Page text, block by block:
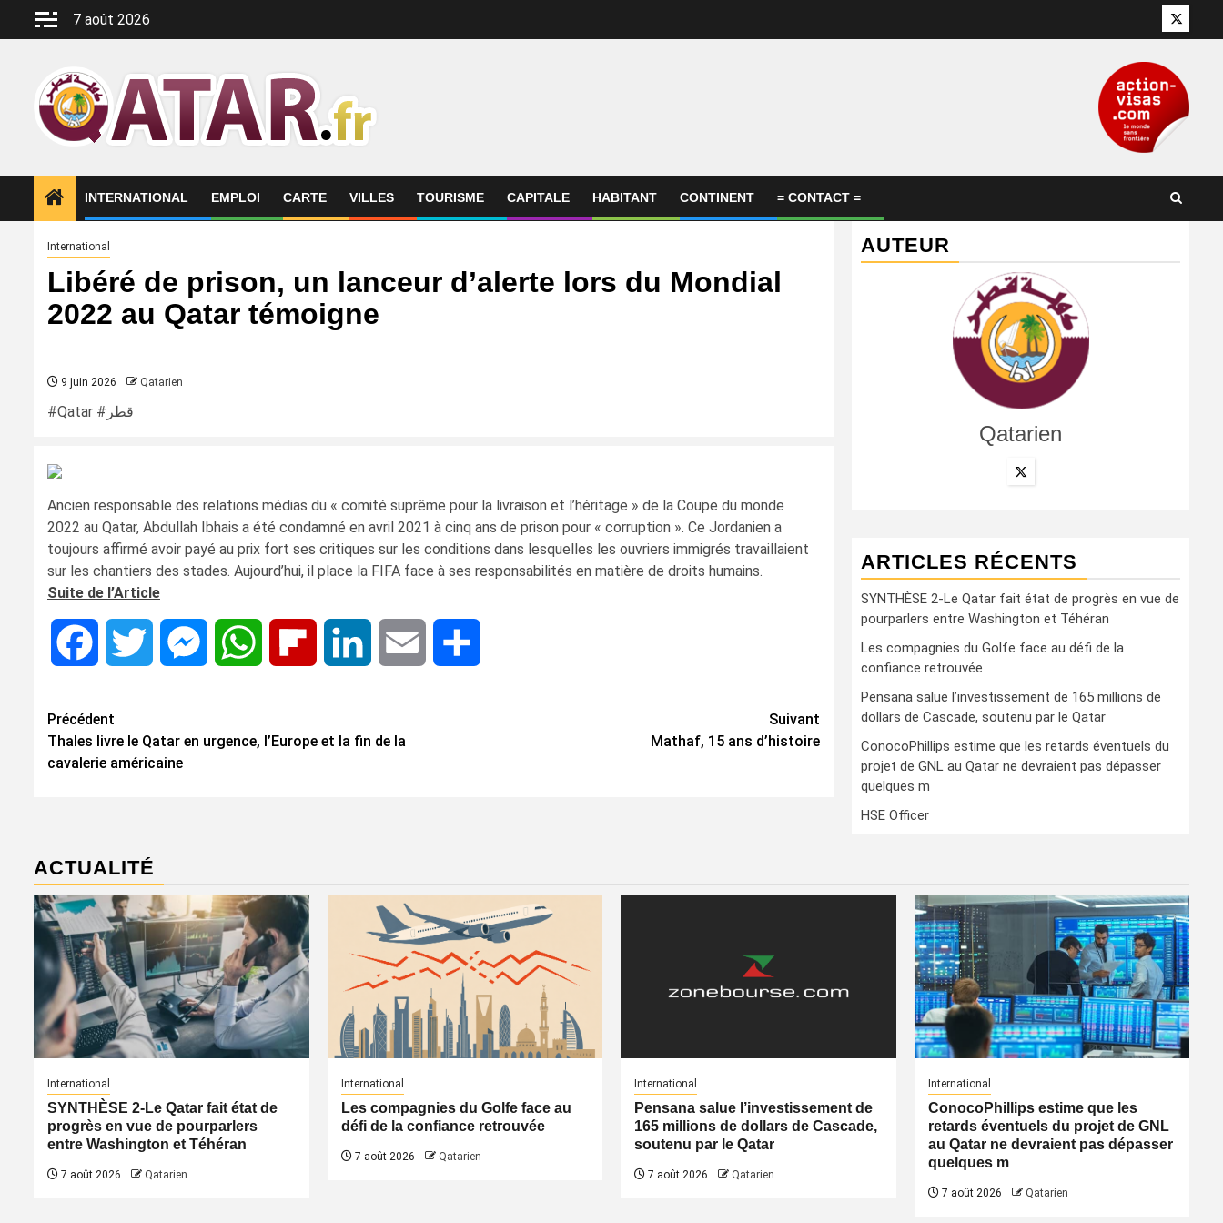
7 août 2026 Twitter
INTERNATIONAL EMPLOI CARTE VILLES TOURISME CAPITALE HABITANT CONTINENT = CONTACT =
International
Libéré de prison, un lanceur d’alerte lors du Mondial
2022 au Qatar témoigne
9 juin 2026 Qatarien
#Qatar #قطر
Ancien responsable des relations médias du « comité suprême pour la livraison et l’héritage » de la Coupe du monde
2022 au Qatar, Abdullah Ibhais a été condamné en avril 2021 à cinq ans de prison pour « corruption ». Ce Jordanien a
toujours affirmé avoir payé au prix fort ses critiques sur les conditions dans lesquelles les ouvriers immigrés travaillaient
sur les chantiers des stades. Aujourd’hui, il place la FIFA face à ses responsabilités en matière de droits humains.
Suite de l’Article
Facebook Twitter MessengerWhatsApp Flipboard LinkedIn Email
Navigation
d’article
Précédent
Thales livre le Qatar en urgence, l’Europe et la fin de la
cavalerie américaine
Suivant
Mathaf, 15 ans d’histoire
AUTEUR
Qatarien
ARTICLES RÉCENTS
SYNTHÈSE 2-Le Qatar fait état de progrès en vue de
pourparlers entre Washington et Téhéran
Les compagnies du Golfe face au défi de la
confiance retrouvée
Pensana salue l’investissement de 165 millions de
dollars de Cascade, soutenu par le Qatar
ConocoPhillips estime que les retards éventuels du
projet de GNL au Qatar ne devraient pas dépasser
quelques m
HSE Officer
ACTUALITÉ
International
SYNTHÈSE 2-Le Qatar fait état de
progrès en vue de pourparlers
entre Washington et Téhéran
7 août 2026 Qatarien
International
Les compagnies du Golfe face au
défi de la confiance retrouvée
7 août 2026 Qatarien
International
Pensana salue l’investissement de
165 millions de dollars de Cascade,
soutenu par le Qatar
7 août 2026 Qatarien
International
ConocoPhillips estime que les
retards éventuels du projet de GNL
au Qatar ne devraient pas dépasser
quelques m
7 août 2026 Qatarien